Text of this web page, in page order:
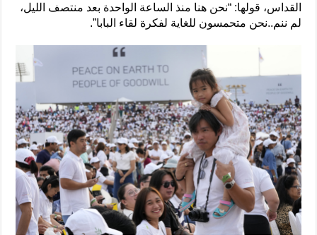
القداس، قولها: “نحن هنا منذ الساعة الواحدة بعد منتصف الليل،
لم ننم..نحن متحمسون للغاية لفكرة لقاء البابا”.